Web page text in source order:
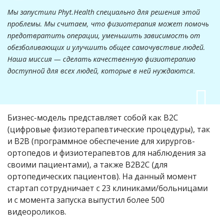
Мы запустили Phyt.Health специально для решения этой
проблемы. Мы считаем, что физиотерапия может помочь
предотвратить операции, уменьшить зависимость от
обезболивающих и улучшить общее самочувствие людей.
Наша миссия — сделать качественную физиотерапию
доступной для всех людей, которые в ней нуждаются.
Бизнес-модель представляет собой как B2C
(цифровые физиотерапевтические процедуры), так
и B2B (программное обеспечение для хирургов-
ортопедов и физиотерапевтов для наблюдения за
своими пациентами), а также B2B2C (для
ортопедических пациентов). На данный момент
стартап сотрудничает с 23 клиниками/больницами
и с момента запуска выпустил более 500
видеороликов.